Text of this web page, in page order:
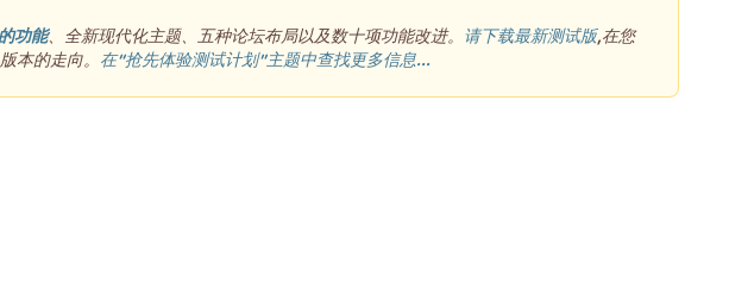
功能、全新现代化主题、五种论坛布局以及数十项功能改进。 请下载最新测试版,在您
本的走向。 在“抢先体验测试计划”主题中查找更多信息...